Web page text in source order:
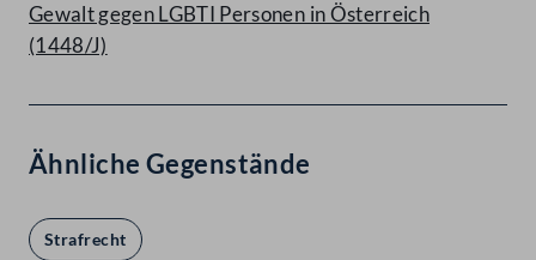
Gewalt gegen LGBTI Personen in Österreich
(1448/J)
Ähnliche Gegenstände
Strafrecht